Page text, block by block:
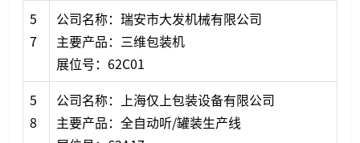
5
7
公司名称：瑞安市大发机械有限公司
主要产品：三维包装机
展位号：62C01
5
8
公司名称：上海仅上包装设备有限公司
主要产品：全自动听/罐装生产线